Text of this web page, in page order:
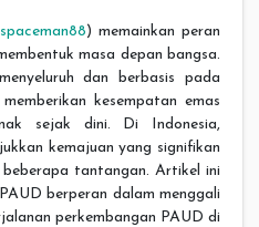
spaceman88) memainkan peran
masa depan bangsa.
dan berbasis pada
kesempatan emas
sejak dini. Di Indonesia,
kemajuan yang signifikan
beberapa tantangan. Artikel ini
berperan dalam menggali
perkembangan PAUD di